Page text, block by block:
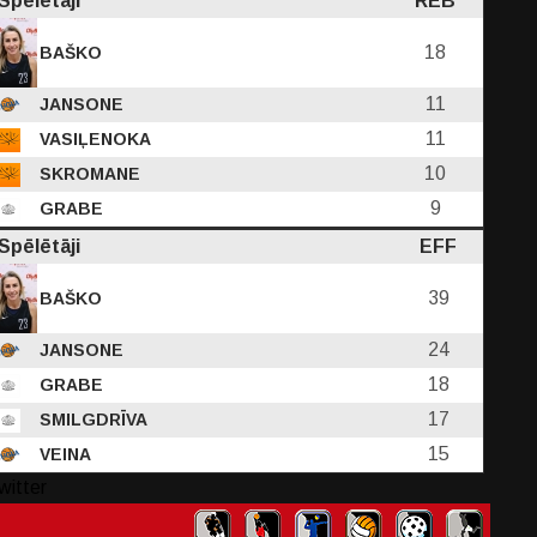
BAŠKO 18
JANSONE 11
VASIĻENOKA 11
SKROMANE 10
GRABE
9
EFF
BAŠKO 39
JANSONE 24
GRABE 18
SMILGDRĪVA 17
VEINA
15